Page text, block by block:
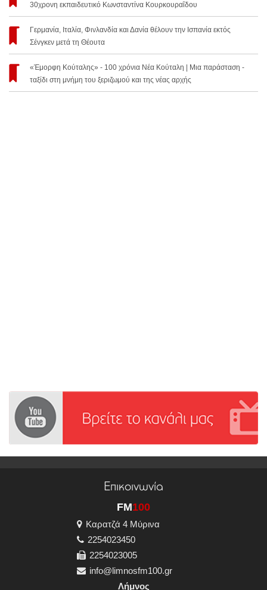
30χρονη εκπαιδευτικό Κωνσταντίνα Κουρκουραΐδου
Γερμανία, Ιταλία, Φινλανδία και Δανία θέλουν την Ισπανία εκτός
Σένγκεν μετά τη Θέουτα
«Έμορφη Κούταλης» - 100 χρόνια Νέα Κούταλη | Μια παράσταση -
ταξίδι στη μνήμη του ξεριζωμού και της νέας αρχής
Επικοινωνία
FM100
Καρατζά 4 Μύρινα
2254023450
2254023005
info@limnosfm100.gr
Λήμνος